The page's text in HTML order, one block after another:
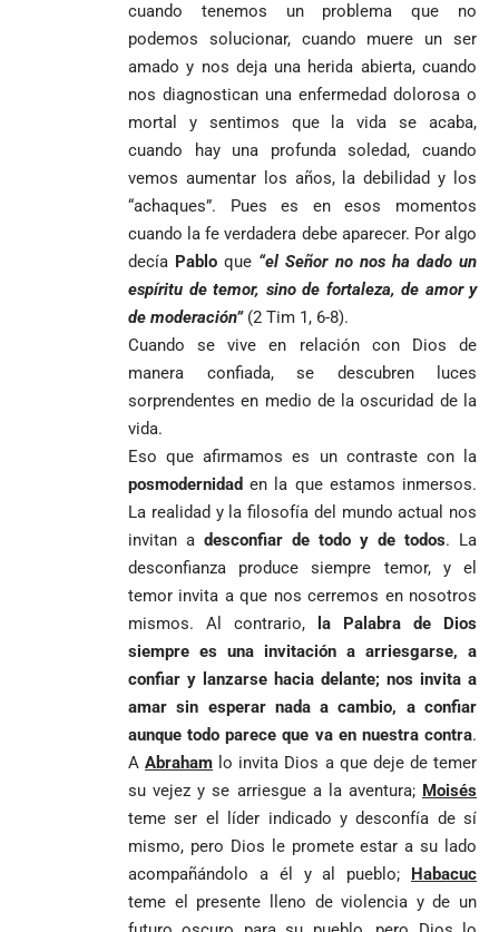
cuando tenemos un problema que no
podemos solucionar, cuando muere un ser
amado y nos deja una herida abierta, cuando
nos diagnostican una enfermedad dolorosa o
mortal y sentimos que la vida se acaba,
cuando hay una profunda soledad, cuando
vemos aumentar los años, la debilidad y los
“achaques”. Pues es en esos momentos
cuando la fe verdadera debe aparecer. Por algo
decía Pabloque “el Señor no nos ha dado un
espíritu de temor, sino de fortaleza, de amor y
de moderación” (2 Tim 1, 6-8).
Cuando se vive en relación con Dios de
manera confiada, se descubren luces
sorprendentes en medio de la oscuridad de la
vida.
Eso que afirmamos es un contraste con la
posmodernidaden la que estamos inmersos.
La realidad y la filosofía del mundo actual nos
invitan a desconfiar de todo y de todos. La
desconfianza produce siempre temor, y el
temor invita a que nos cerremos en nosotros
mismos. Al contrario,
la Palabra de Dios
siempre es una invitación a arriesgarse, a
confiar y lanzarse hacia delante; nos invita a
amar sin esperar nada a cambio, a confiar
aunque todo parece que va en nuestra contra.
AAbraham lo invita Dios a que deje de temer
su vejez y se arriesgue a la aventura; Moisés
teme ser el líder indicado y desconfía de sí
mismo, pero Dios le promete estar a su lado
acompañándolo a él y al pueblo; Habacuc
teme el presente lleno de violencia y de un